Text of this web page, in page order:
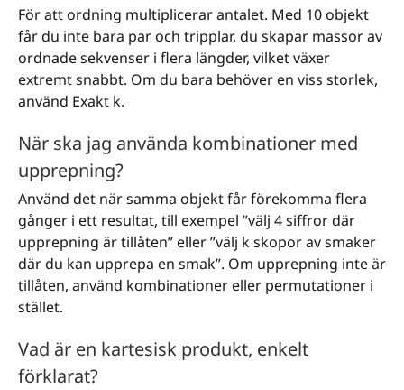
För att ordning multiplicerar antalet. Med 10 objekt
får du inte bara par och tripplar, du skapar massor av
ordnade sekvenser i flera längder, vilket växer
extremt snabbt. Om du bara behöver en viss storlek,
använd Exakt k.
När ska jag använda kombinationer med
upprepning?
Använd det när samma objekt får förekomma flera
gånger i ett resultat, till exempel ”välj 4 siffror där
upprepning är tillåten” eller ”välj k skopor av smaker
där du kan upprepa en smak”. Om upprepning inte är
tillåten, använd kombinationer eller permutationer i
stället.
Vad är en kartesisk produkt, enkelt
förklarat?